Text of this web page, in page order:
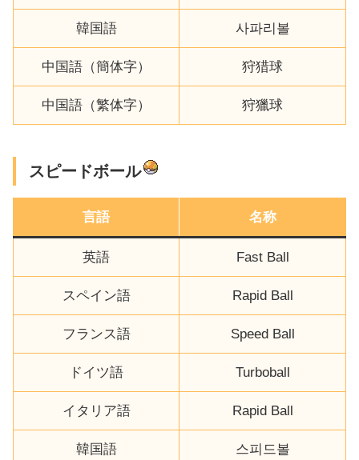
韓国語 사파리볼
中国語（簡体字） 狩猎球
中国語（繁体字） 狩獵球
スピードボール
言語 名称
英語 Fast Ball
スペイン語 Rapid Ball
フランス語 Speed Ball
ドイツ語 Turboball
イタリア語 Rapid Ball
韓国語 스피드볼